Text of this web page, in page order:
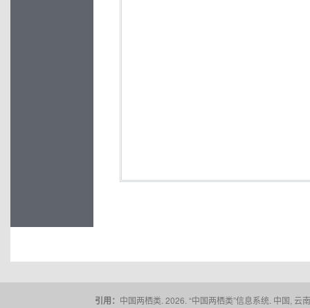
引用： 中国两栖类. 2026. “中国两栖类”信息系统. 中国,